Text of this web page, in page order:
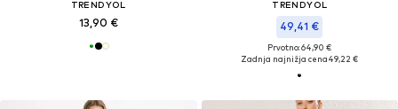
TRENDYOL
13,90 €
TRENDYOL
49,41 €
Prvotno: 64,90 €
Zadnja najnižja cena49,22 €